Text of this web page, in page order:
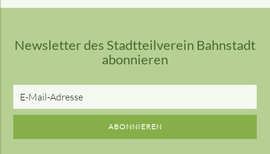
Newsletter des Stadtteilverein Bahnstadt
abonnieren
Adresse
ABONNIEREN